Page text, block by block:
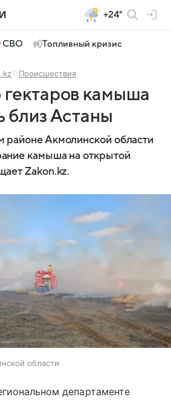
+24°
СВО Топливный кризис
Происшествия
камыша
близ Астаны
районе Акмолинской области
камыша на открытой
Zakon.kz.
области
департаменте